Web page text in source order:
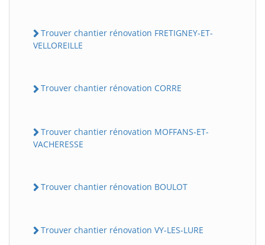
Trouver chantier rénovation FRETIGNEY-ET-
VELLOREILLE
Trouver chantier rénovation CORRE
Trouver chantier rénovation MOFFANS-ET-
VACHERESSE
Trouver chantier rénovation BOULOT
Trouver chantier rénovation VY-LES-LURE